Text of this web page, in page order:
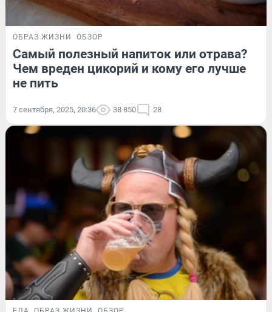
ОБРАЗ ЖИЗНИ ОБЗОР
Самый полезный напиток или отрава?
Чем вреден цикорий и кому его лучше
не пить
7 сентября, 2025, 20:36 38 850 28